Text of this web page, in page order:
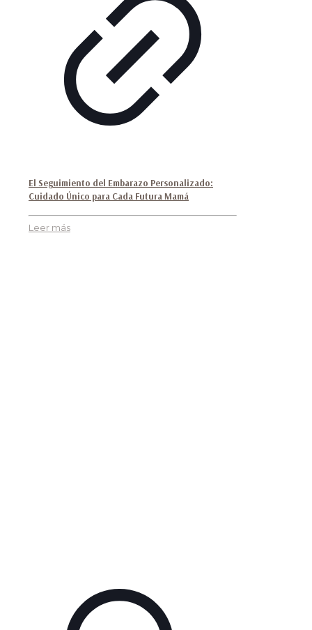
El Seguimiento del Embarazo Personalizado:
Cuidado Único para Cada Futura Mamá
Leer más